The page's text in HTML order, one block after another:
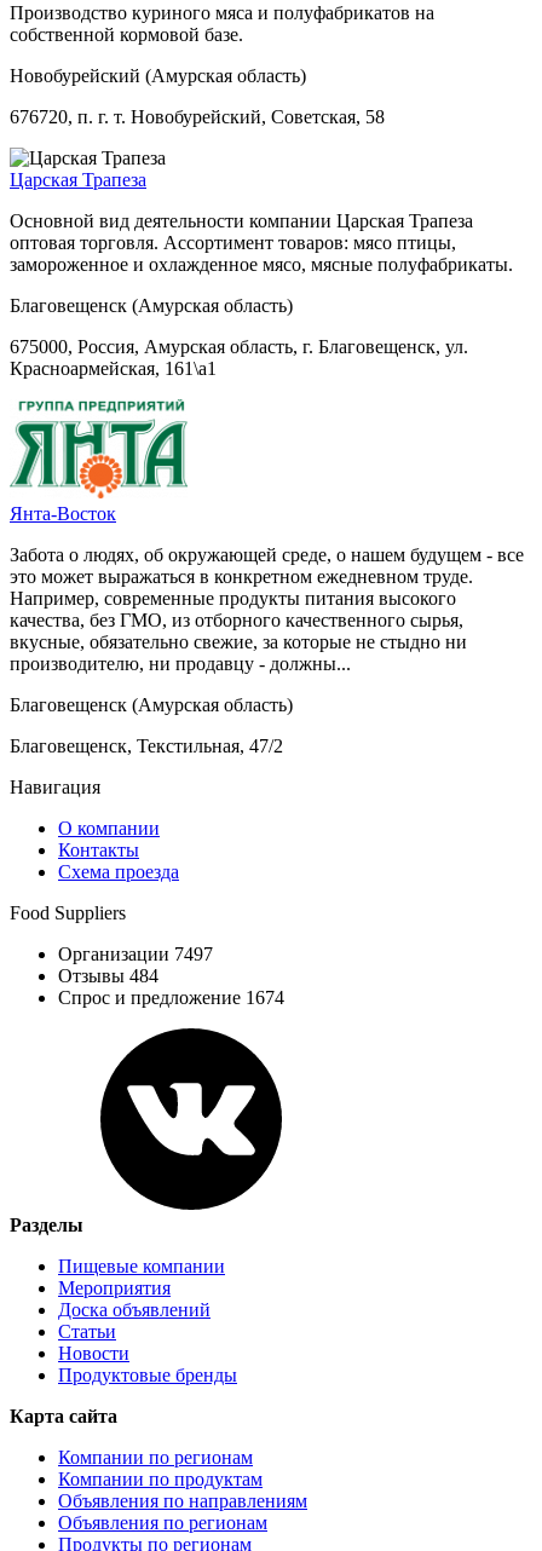
Производство куриного мяса и полуфабрикатов на
собственной кормовой базе.
Новобурейский (Амурская область)
676720, п. г. т. Новобурейский, Советская, 58
Царская Трапеза
Основной вид деятельности компании Царская Трапеза
оптовая торговля. Ассортимент товаров: мясо птицы,
замороженное и охлажденное мясо, мясные полуфабрикаты.
Благовещенск (Амурская область)
675000, Россия, Амурская область, г. Благовещенск, ул.
Красноармейская, 161\а1
Янта-Восток
Забота о людях, об окружающей среде, о нашем будущем - все
это может выражаться в конкретном ежедневном труде.
Например, современные продукты питания высокого
качества, без ГМО, из отборного качественного сырья,
вкусные, обязательно свежие, за которые не стыдно ни
производителю, ни продавцу - должны...
Благовещенск (Амурская область)
Благовещенск, Текстильная, 47/2
Навигация
О компании
Контакты
Схема проезда
Food Suppliers
Организации 7497
Отзывы 484
Спрос и предложение 1674
Разделы
Пищевые компании
Мероприятия
Доска объявлений
Статьи
Новости
Продуктовые бренды
Карта сайта
Компании по регионам
Компании по продуктам
Объявления по направлениям
Объявления по регионам
Продукты по регионам